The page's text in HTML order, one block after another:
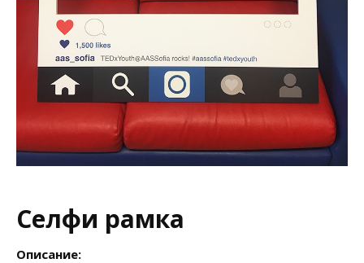
Селфи рамка
Описание: